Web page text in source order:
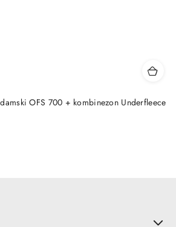
OFS 700 + kombinezon Underfleece